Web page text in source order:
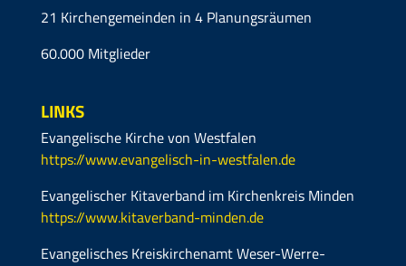
21 Kirchengemeinden in 4 Planungsräumen
60.000 Mitglieder
LINKS
Evangelische Kirche von Westfalen
https://www.evangelisch-in-westfalen.de
Evangelischer Kitaverband im Kirchenkreis Minden
https://www.kitaverband-minden.de
Evangelisches Kreiskirchenamt Weser-Werre-